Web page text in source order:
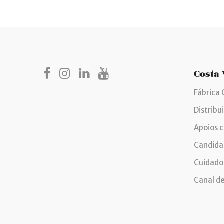
Costa
Fábrica
Apoios
Canal